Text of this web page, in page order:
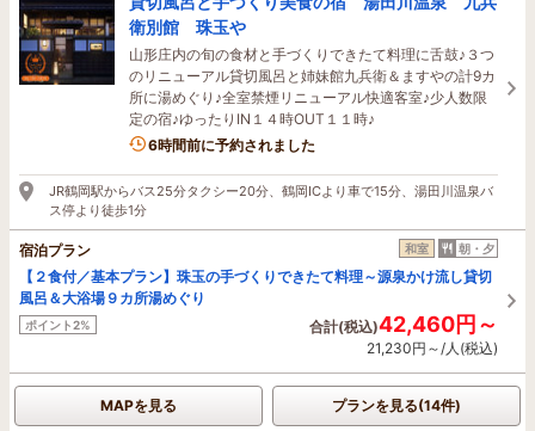
衛別館 珠玉や
山形庄内の旬の食材と手づくりできたて料理に舌鼓♪３つ
のリニューアル貸切風呂と姉妹館九兵衛＆ますやの計9カ
所に湯めぐり♪全室禁煙リニューアル快適客室♪少人数限
定の宿♪ゆったりIN１４時OUT１１時♪
6時間前に予約されました
JR鶴岡駅からバス25分タクシー20分、鶴岡ICより車で15分、湯田川温泉バ
ス停より徒歩1分
宿泊プラン 和室 朝・夕
【２食付／基本プラン】珠玉の手づくりできたて料理～源泉かけ流し貸切
風呂＆大浴場９カ所湯めぐり
ポイント2% 合計(税込)42,460円～
21,230円～/人(税込)
MAPを見る プランを見る(14件)